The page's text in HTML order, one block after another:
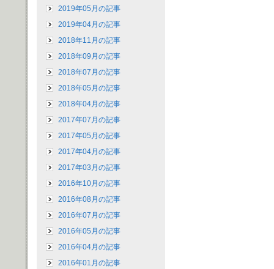
2019年05月の記事
2019年04月の記事
2018年11月の記事
2018年09月の記事
2018年07月の記事
2018年05月の記事
2018年04月の記事
2017年07月の記事
2017年05月の記事
2017年04月の記事
2017年03月の記事
2016年10月の記事
2016年08月の記事
2016年07月の記事
2016年05月の記事
2016年04月の記事
2016年01月の記事